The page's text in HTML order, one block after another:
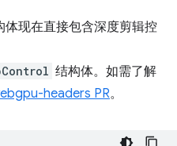
体现在直接包含深度剪辑控
结构体。如需了解
headers PR。